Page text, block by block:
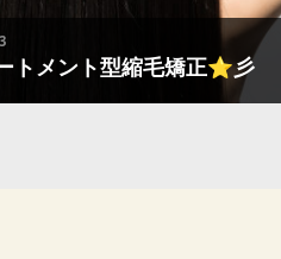
トメント型縮毛矯正⭐彡
ナから、”スプリュース”へグレード🆙